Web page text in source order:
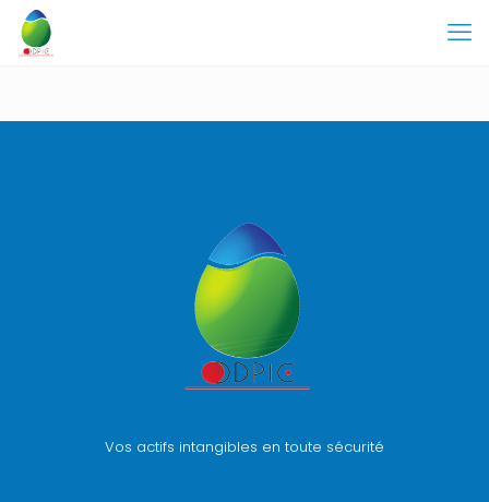
Vos actifs intangibles en toute sécurité